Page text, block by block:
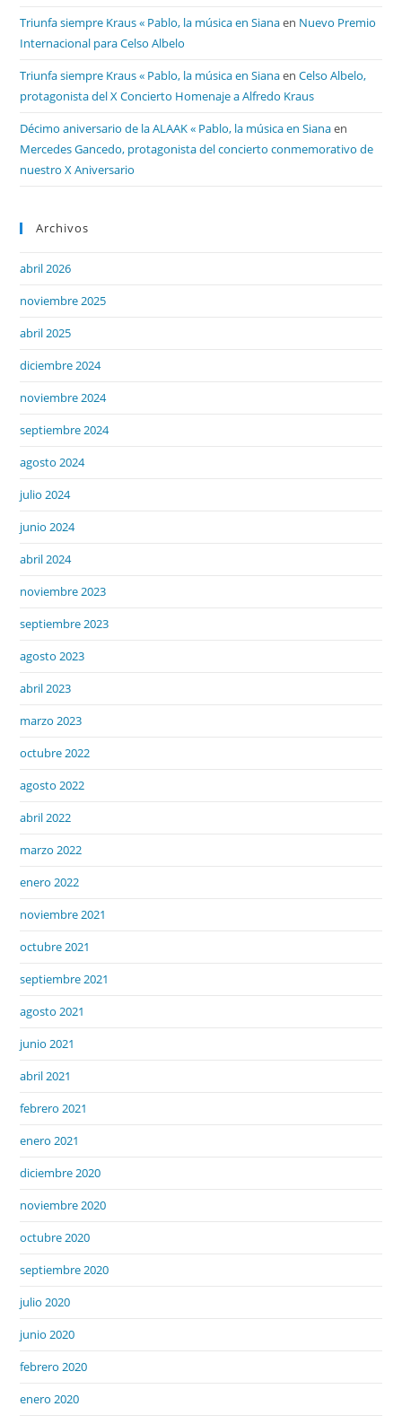
Triunfa siempre Kraus « Pablo, la música en Sianaen Nuevo Premio
Internacional para Celso Albelo
Triunfa siempre Kraus « Pablo, la música en SianaenCelso Albelo,
protagonista del X Concierto Homenaje a Alfredo Kraus
Décimo aniversario de la ALAAK « Pablo, la música en Sianaen
Mercedes Gancedo, protagonista del concierto conmemorativo de
nuestro X Aniversario
Archivos
abril 2026
noviembre 2025
abril 2025
diciembre 2024
noviembre 2024
septiembre 2024
agosto 2024
julio 2024
junio 2024
abril 2024
noviembre 2023
septiembre 2023
agosto 2023
abril 2023
marzo 2023
octubre 2022
agosto 2022
abril 2022
marzo 2022
enero 2022
noviembre 2021
octubre 2021
septiembre 2021
agosto 2021
junio 2021
abril 2021
febrero 2021
enero 2021
diciembre 2020
noviembre 2020
octubre 2020
septiembre 2020
julio 2020
junio 2020
febrero 2020
enero 2020